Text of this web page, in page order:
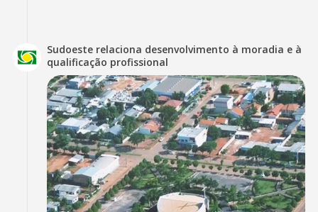
Sudoeste relaciona desenvolvimento à moradia e à
qualificação profissional